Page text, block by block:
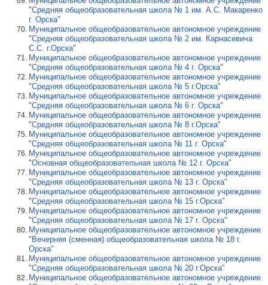
"Средняя общеобразовательная школа № 1 им. А.С. Макаренко
г. Орска"
Муниципальное общеобразовательное автономное учреждение
"Средняя общеобразовательная школа № 2 им. Карнасевича
С.С. г.Орска"
Муниципальное общеобразовательное автономное учреждение
"Средняя общеобразовательная школа № 4 г. Орска"
Муниципальное общеобразовательное автономное учреждение
"Средняя общеобразовательная школа № 5 г.Орска"
Муниципальное общеобразовательное автономное учреждение
"Средняя общеобразовательная школа № 6 г. Орска"
Муниципальное общеобразовательное автономное учреждение
"Средняя общеобразовательная школа № 8 г.Орска"
Муниципальное общеобразовательное автономное учреждение
"Средняя общеобразовательная школа № 11 г. Орска"
Муниципальное общеобразовательное автономное учреждение
"Основная общеобразовательная школа № 12 г. Орска"
Муниципальное общеобразовательное автономное учреждение
"Средняя общеобразовательная школа № 13 г. Орска"
Муниципальное общеобразовательное автономное учреждение
"Средняя общеобразовательная школа № 15 г.Орска"
Муниципальное общеобразовательное автономное учреждение
"Средняя общеобразовательная школа № 17 г. Орска"
Муниципальное общеобразовательное автономное учреждение
"Вечерняя (сменная) общеобразовательная школа № 18 г.
Орска"
Муниципальное общеобразовательное автономное учреждение
"Средняя общеобразовательная школа № 20 г.Орска"
Муниципальное общеобразовательное автономное учреждение